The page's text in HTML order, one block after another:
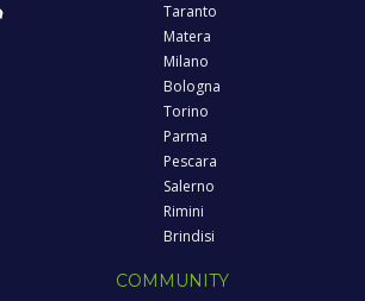
Taranto
Matera
Milano
Bologna
Torino
Parma
Pescara
Salerno
Rimini
Brindisi
COMMUNITY